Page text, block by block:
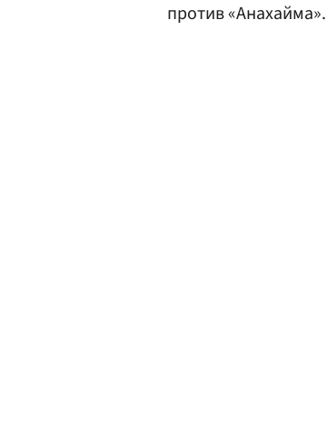
против «Анахайма».